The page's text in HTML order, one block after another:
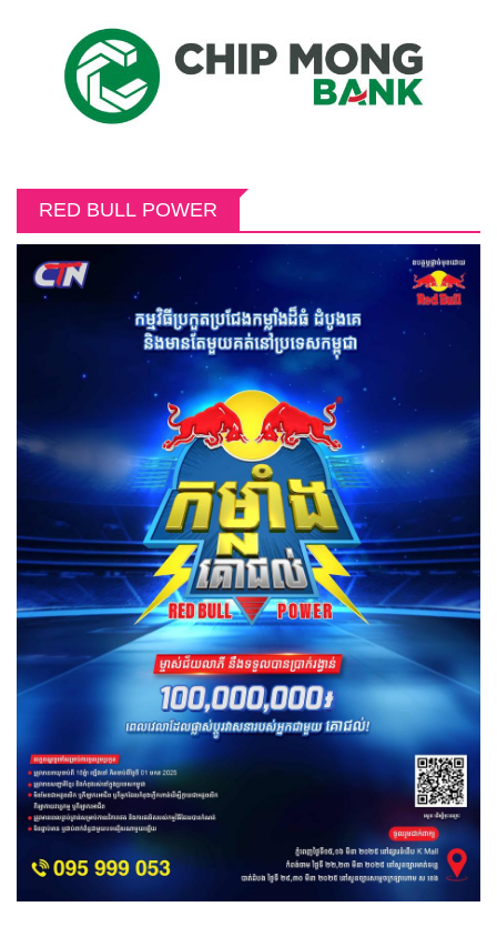
RED BULL POWER